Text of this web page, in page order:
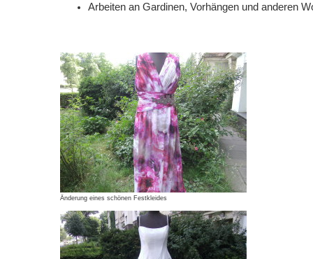
Arbeiten an Gardinen, Vorhängen und anderen
Änderung eines schönen Festkleides